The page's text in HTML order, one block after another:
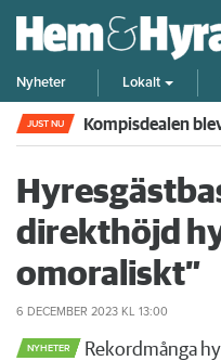
Nyheter Lokalt
JUST NU Kompisdealen
direkthöjd
omoraliskt”
6 DECEMBER 2023 KL 13:00
NYHETER
Rekordmånga